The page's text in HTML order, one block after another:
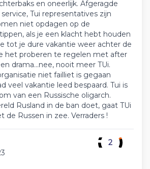
en oneerlijk. Afgeragde
Tui representatives zijn
niet opdagen op de
als je een klacht hebt houden
tot je dure vakantie weer achter de
het proberen te regelen met after
drama...nee, nooit meer TUi.
niet failliet is gegaan
veel vakantie leed bespaard. Tui is
van een Russische oligarch.
Rusland in de ban doet, gaat TUi
de Russen in zee. Verraders !
2